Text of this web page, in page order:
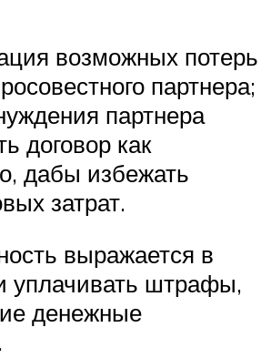
возможных потерь
партнера;
партнера
договор как
дабы избежать
затрат.
выражается в
уплачивать штрафы,
денежные